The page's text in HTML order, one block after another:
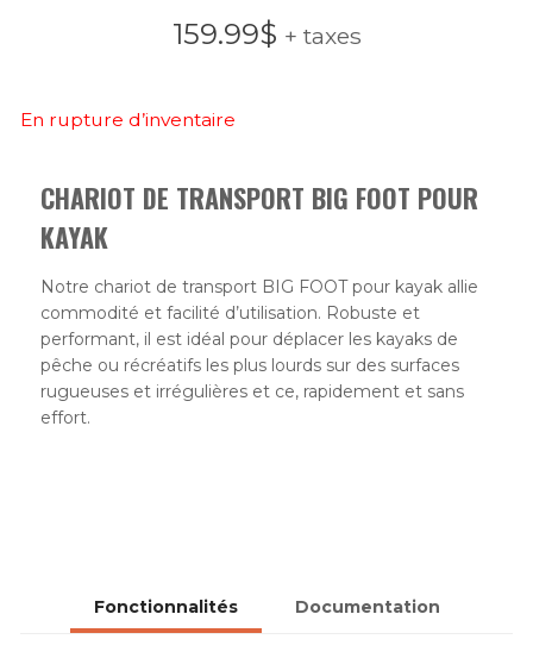
159.99$ + taxes
En rupture d’inventaire
CHARIOT DE TRANSPORT BIG FOOT POUR
KAYAK
Notre chariot de transport BIG FOOT pour kayak allie
commodité et facilité d’utilisation. Robuste et
performant, il est idéal pour déplacer les kayaks de
pêche ou récréatifs les plus lourds sur des surfaces
rugueuses et irrégulières et ce, rapidement et sans
effort.
Fonctionnalités Documentation